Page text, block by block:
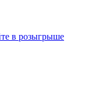
в розыгрыше